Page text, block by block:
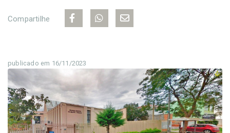
Compartilhe
publicado em 16/11/2023